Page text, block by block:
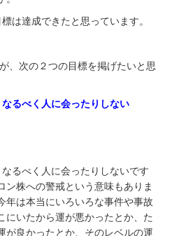
は達成できたと思っています。
、次の２つの目標を掲げたいと思
るべく人に会ったりしない
るべく人に会ったりしないです
ン株への警戒という意味もありま
年は本当にいろいろな事件や事故
にいたから運が悪かったとか、た
が良かったとか、そのレベルの運